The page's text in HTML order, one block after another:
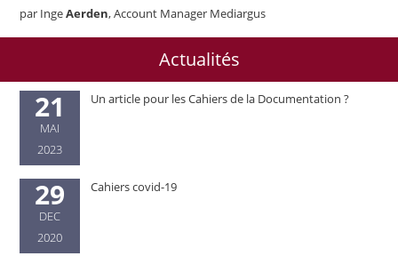
par IngeAerden, Account Manager Mediargus
Actualités
21
MAI
2023
Un article pour les Cahiers de la Documentation ?
29
DEC
2020
Cahiers covid-19